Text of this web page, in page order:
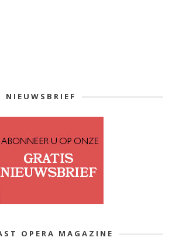
NIEUWSBRIEF
OPERA MAGAZINE